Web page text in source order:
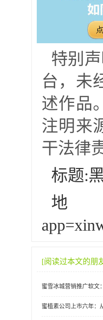
特别
台，未
述作品
注明来
干法律
标题:
地
[阅读过本文的朋
蜜雪冰城营销推广软文
蜜植素公司上市六年：